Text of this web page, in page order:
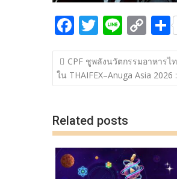
F
ac
e
b
o
k
T
w
itt
er
Li
n
e
C
o
p
y
k
แนะแนว
เรื่อง
CPF ชูพลังนวัตกรรมอาหาร
ใน THAIFEX–Anuga Asia 2026 :
Related posts